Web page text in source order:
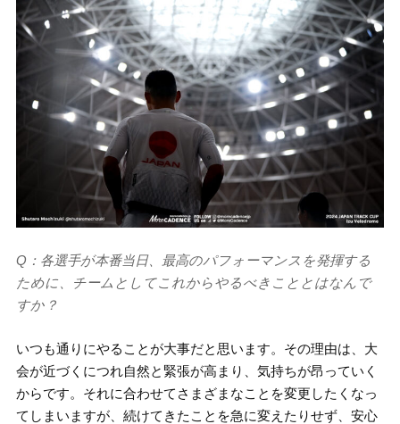
Q：各選手が本番当日、最高のパフォーマンスを発揮する
ために、チームとしてこれからやるべきこととはなんで
すか？
いつも通りにやることが大事だと思います。その理由は、大
会が近づくにつれ自然と緊張が高まり、気持ちが昂っていく
からです。それに合わせてさまざまなことを変更したくなっ
てしまいますが、続けてきたことを急に変えたりせず、安心